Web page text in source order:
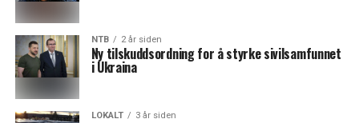
NTB 2 år siden
Ny tilskuddsordning for å styrke sivilsamfunnet
i Ukraina
LOKALT 3 år siden